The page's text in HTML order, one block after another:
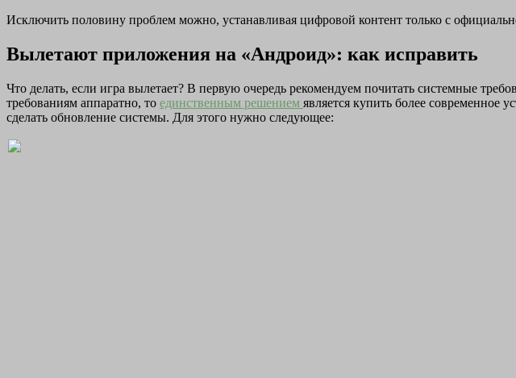
Исключить половину проблем можно, устанавливая цифровой контент только с
Вылетают приложения на «Андроид»: как исправить
Что делать, если игра вылетает? В первую очередь рекомендуем почитать системные
требованиям аппаратно, то единственным решением является купить более современное
сделать обновление системы. Для этого нужно следующее: